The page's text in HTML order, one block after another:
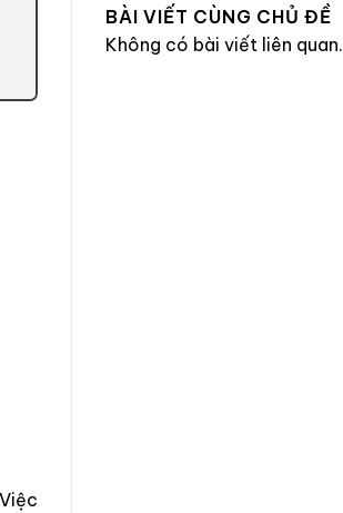
BÀI VIẾT CÙNG CHỦ ĐỀ
Không có bài viết liên quan.